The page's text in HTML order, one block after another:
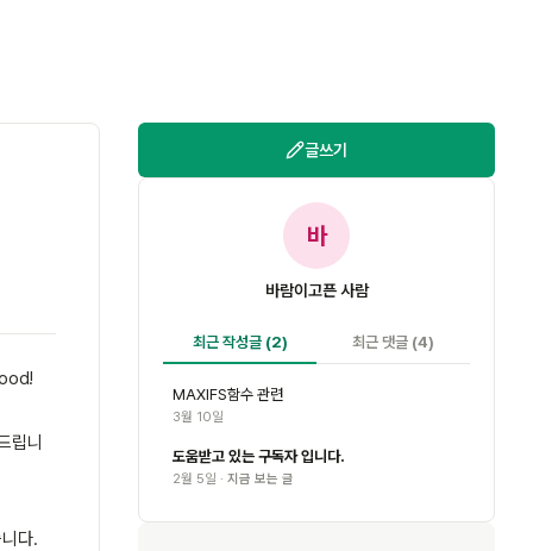
립니
다.
글쓰기
바
바람이고픈 사람
최근 작성글 (2) 최근 댓글 (4)
MAXIFS함수 관련
3월 10일
도움받고 있는 구독자 입니다.
2월 5일 · 지금 보는 글